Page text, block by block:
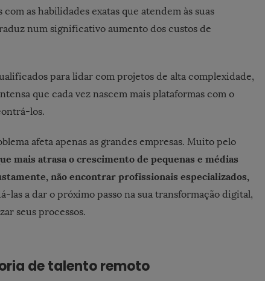
as habilidades exatas que atendem às suas
num significativo aumento dos custos de
para lidar com projetos de alta complexidade,
que cada vez nascem mais plataformas com o
los.
afeta apenas as grandes empresas. Muito pelo
mais atrasa o crescimento de pequenas e médias
não encontrar profissionais especializados,
las a dar o próximo passo na sua transformação digital,
seus processos.
de talento remoto